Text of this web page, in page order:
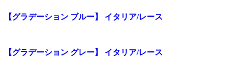
【グラデーション ブルー】 イタリア/レース
【グラデーション グレー】 イタリア/レース